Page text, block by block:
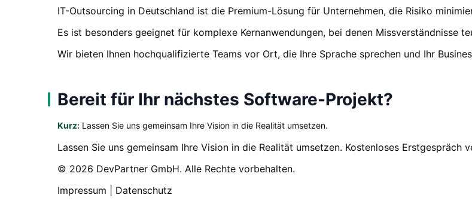
IT-Outsourcing in Deutschland ist die Premium-Lösung für Unternehmen, die Risiko
Es ist besonders geeignet für komplexe Kernanwendungen, bei denen Missverständnisse
Wir bieten Ihnen hochqualifizierte Teams vor Ort, die Ihre Sprache sprechen und Ihr
Bereit für Ihr nächstes Software-Projekt?
Kurz: Lassen Sie uns gemeinsam Ihre Vision in die Realität umsetzen.
Lassen Sie uns gemeinsam Ihre Vision in die Realität umsetzen. Kostenloses Erstgespräch
© 2026 DevPartner GmbH. Alle Rechte vorbehalten.
Impressum | Datenschutz